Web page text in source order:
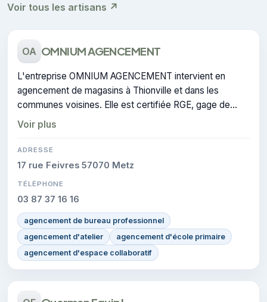
Voir tous les artisans ↗
OA OMNIUM AGENCEMENT
L'entreprise OMNIUM AGENCEMENT intervient en
agencement de magasins à Thionville et dans les
communes voisines. Elle est certifiée RGE, gage de
conformité sur les interventions réalisées.
Voir plus
ADRESSE
17 rue Feivres 57070 Metz
TÉLÉPHONE
03 87 37 16 16
agencement de bureau professionnel
agencement d'atelier
agencement d'école primaire
agencement d'espace collaboratif